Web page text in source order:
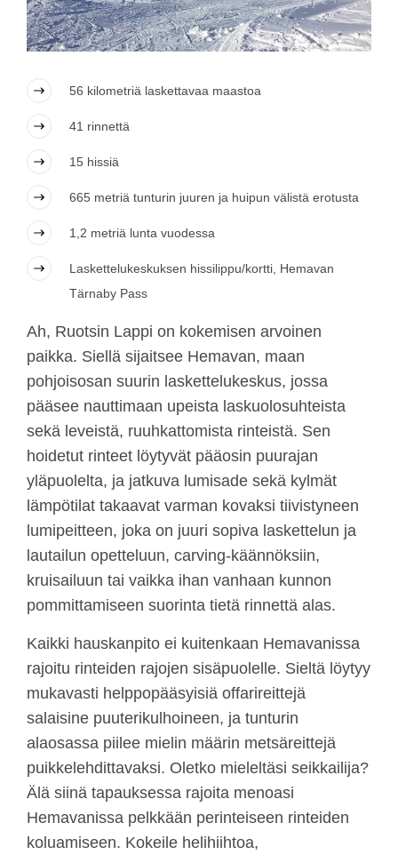
56 kilometriä laskettavaa maastoa
41 rinnettä
15 hissiä
665 metriä tunturin juuren ja huipun välistä erotusta
1,2 metriä lunta vuodessa
Laskettelukeskuksen hissilippu/kortti, Hemavan
Tärnaby Pass
Ah, Ruotsin Lappi on kokemisen arvoinen
paikka. Siellä sijaitsee Hemavan, maan
pohjoisosan suurin laskettelukeskus, jossa
pääsee nauttimaan upeista laskuolosuhteista
sekä leveistä, ruuhkattomista rinteistä. Sen
hoidetut rinteet löytyvät pääosin puurajan
yläpuolelta, ja jatkuva lumisade sekä kylmät
lämpötilat takaavat varman kovaksi tiivistyneen
lumipeitteen, joka on juuri sopiva laskettelun ja
lautailun opetteluun, carving-käännöksiin,
kruisailuun tai vaikka ihan vanhaan kunnon
pommittamiseen suorinta tietä rinnettä alas.
Kaikki hauskanpito ei kuitenkaan Hemavanissa
rajoitu rinteiden rajojen sisäpuolelle. Sieltä löytyy
mukavasti helppopääsyisiä offarireittejä
salaisine puuterikulhoineen, ja tunturin
alaosassa piilee mielin määrin metsäreittejä
puikkelehdittavaksi. Oletko mieleltäsi seikkailija?
Älä siinä tapauksessa rajoita menoasi
Hemavanissa pelkkään perinteiseen rinteiden
koluamiseen. Kokeile helihiihtoa,